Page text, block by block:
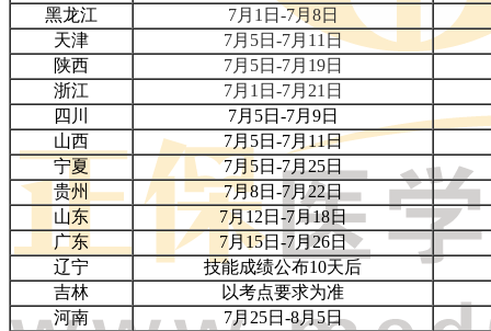
黑龙江
7月1日-7月8日
天津
7月5日-7月11日
陕西
7月5日-7月19日
浙江
7月1日-7月21日
四川
7月5日-7月9日
山西
7月5日-7月11日
宁夏
7月5日-7月25日
贵州
7月8日-7月22日
山东
7月12日-7月18日
广东
7月15日-7月26日
辽宁
技能成绩公布10天后
吉林
以考点要求为准
河南
7月25日-8月5日